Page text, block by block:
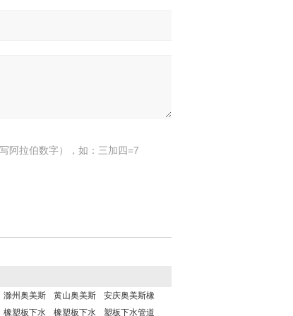
阿拉伯数字），如：三加四=7
‌滁州奥美斯
橡塑板下水
黄山奥美斯
橡塑板下水
安庆奥美斯橡
塑板下水管道